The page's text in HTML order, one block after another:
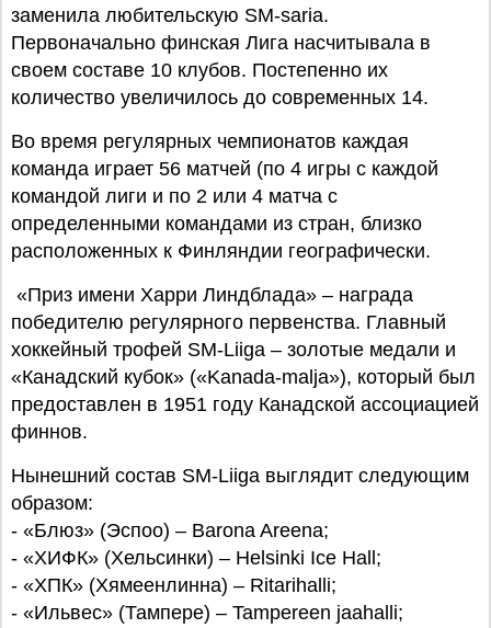
заменила любительскую SM-saria.
Первоначально финская Лига насчитывала в
своем составе 10 клубов. Постепенно их
количество увеличилось до современных 14.
Во время регулярных чемпионатов каждая
команда играет 56 матчей (по 4 игры с каждой
командой лиги и по 2 или 4 матча с
определенными командами из стран, близко
расположенных к Финляндии географически.
«Приз имени Харри Линдблада» – награда
победителю регулярного первенства. Главный
хоккейный трофей SM-Liiga – золотые медали и
«Канадский кубок» («Kanada-malja»), который был
предоставлен в 1951 году Канадской ассоциацией
финнов.
Нынешний состав SM-Liiga выглядит следующим
образом:
- «Блюз» (Эспоо) – Barona Areena;
- «ХИФК» (Хельсинки) – Helsinki Ice Hall;
- «ХПК» (Хямеенлинна) – Ritarihalli;
- «Ильвес» (Тампере) – Tampereen jaahalli;